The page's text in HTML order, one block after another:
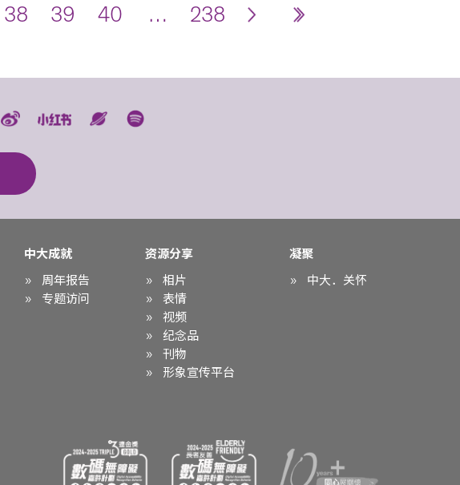
38 39 40 … 238
中大成就
周年报告
专题访问
资源分享
相片
表情
视频
纪念品
刊物
形象宣传平台
凝聚
中大．关怀